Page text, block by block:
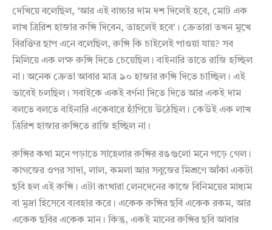
দেখিয়ে বলেছিল, ‘আর এই বাচ্চার দাম দশ দিলেই হবে, মোট এক
লাখ ত্রিরিশ হাজার রুঙ্গি দিবেন, তাহলেই হবে’। ক্রেতারা তখন মুখে
বিরক্তির ছাপ এনে বলেছিল, রুঙ্গি কি চাইলেই পাওয়া যায়? সব
মিলিয়ে এক লক্ষ রুঙ্গি দিতে চেয়েছিল। বাইনারি তাতে রাজি হচ্ছিল
না। অনেক ক্রেতা আবার মাত্র ৯০ হাজার রুঙ্গি দিতে চাচ্ছিল। এই
ভাবেই চলছিল। সবাইকে একই বর্ণনা দিতে দিতে আর একই দাম
বলতে বলতে বাইনারি একেবারে হাঁপিয়ে উঠেছিল। কেউই এক লাখ
ত্রিরিশ হাজার রুঙ্গিতে রাজি হচ্ছিল না।
রুঙ্গির কথা মনে পড়াতে সাহেলার রুঙ্গির রঙগুলো মনে পড়ে গেল।
কাগজের ওপর সাদা, লাল, কমলা আর সবুজের মিশ্রণে আঁকা একটা
ছবি হল এই রুঙ্গি। এটা রূংথারা লেনদেনের কাজে বিনিময়ের মাধ্যম
বা মুদ্রা হিসেবে ব্যবহার করে। একেক রুঙ্গির ছবি একেক রকম, আর
একেক ছবির একেক মান। কিন্তু, একই মানের রুঙ্গির ছবি আবার